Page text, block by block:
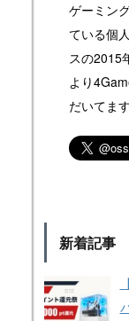
ゲーミン
ている個
スの2015
より
だいてます
新着記事